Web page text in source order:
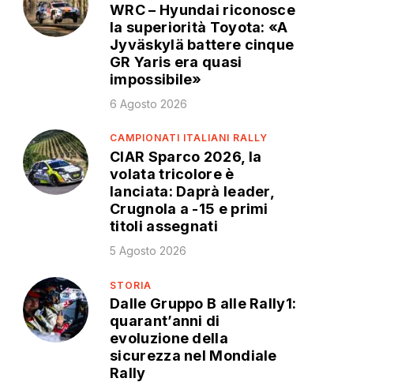
WRC – Hyundai riconosce
la superiorità Toyota: «A
Jyväskylä battere cinque
GR Yaris era quasi
impossibile»
6 Agosto 2026
CAMPIONATI ITALIANI RALLY
CIAR Sparco 2026, la
volata tricolore è
lanciata: Daprà leader,
Crugnola a -15 e primi
titoli assegnati
5 Agosto 2026
STORIA
Dalle Gruppo B alle Rally1:
quarant’anni di
evoluzione della
sicurezza nel Mondiale
Rally